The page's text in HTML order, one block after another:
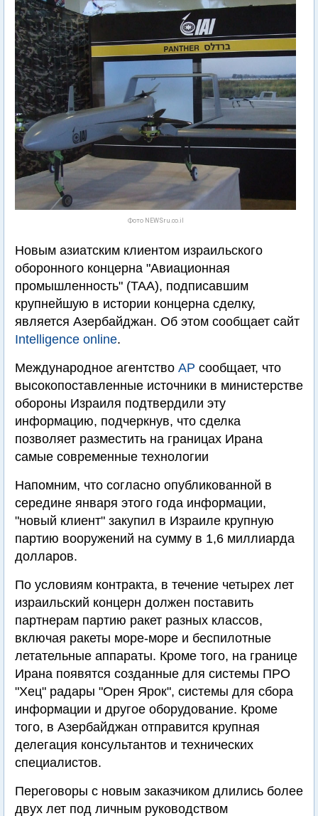
Фото NEWSru.co.il
Новым азиатским клиентом израильского
оборонного концерна "Авиационная
промышленность" (ТАА), подписавшим
крупнейшую в истории концерна сделку,
является Азербайджан. Об этом сообщает сайт
Intelligence online.
Международное агентство AP сообщает, что
высокопоставленные источники в министерстве
обороны Израиля подтвердили эту
информацию, подчеркнув, что сделка
позволяет разместить на границах Ирана
самые современные технологии
Напомним, что согласно опубликованной в
середине января этого года информации,
"новый клиент" закупил в Израиле крупную
партию вооружений на сумму в 1,6 миллиарда
долларов.
По условиям контракта, в течение четырех лет
израильский концерн должен поставить
партнерам партию ракет разных классов,
включая ракеты море-море и беспилотные
летательные аппараты. Кроме того, на границе
Ирана появятся созданные для системы ПРО
"Хец" радары "Орен Ярок", системы для сбора
информации и другое оборудование. Кроме
того, в Азербайджан отправится крупная
делегация консультантов и технических
специалистов.
Переговоры с новым заказчиком длились более
двух лет под личным руководством